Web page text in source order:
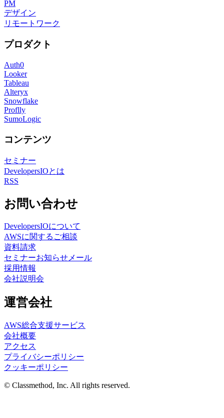
PM
デザイン
リモートワーク
プロダクト
Auth0
Looker
Tableau
Alteryx
Snowflake
Proflly
SumoLogic
コンテンツ
セミナー
DevelopersIOとは
RSS
お問い合わせ
DevelopersIOについて
AWSに関するご相談
資料請求
セミナーお知らせメール
採用情報
会社説明会
運営会社
AWS総合支援サービス
会社概要
アクセス
プライバシーポリシー
クッキーポリシー
© Classmethod, Inc. All rights reserved.